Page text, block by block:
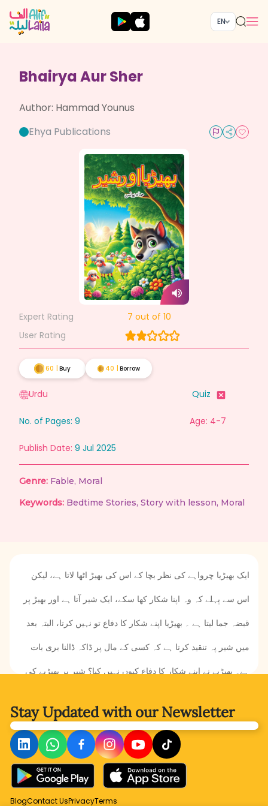
EN
Bhairya Aur Sher
Author: Hammad Younus
Ehya Publications
Expert Rating 7 out of 10
User Rating
60 Buy 40 Borrow
Urdu Quiz
No. of Pages: 9 Age: 4-7
Publish Date: 9 Jul 2025
Genre: Fable, Moral
Keywords: Bedtime Stories, Story with lesson, Moral
ایک بھیڑیا چرواہے کی نظر بچا کے اس کی بھیڑ اٹھا لاتا ہے، لیکن
اس سے پہلے کہ وہ اپنا شکار کھا سکے، ایک شیر آتا ہے اور بھیڑ پر
قبضہ جما لیتا ہے ۔ بھیڑیا اپنے شکار کا دفاع تو نہیں کرتا، البتہ بعد
میں شیر پہ تنقید کرتا ہے کہ کسی کے مال پر ڈاکہ ڈالنا بری بات
ہے۔ بھیڑیے نے اپنے شکار کا دفاع کیوں نہیں کیا؟ شیر پر بھیڑیے کی
Stay Updated withour Newsletter
BlogContact UsPrivacyTerms